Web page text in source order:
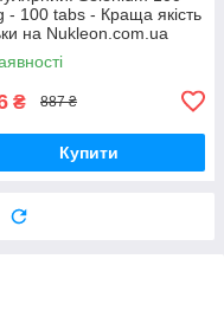
- 100 tabs - Краща якість
на Nukleon.com.ua
₴ 887 ₴
Купити